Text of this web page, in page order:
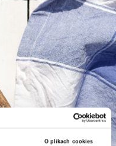
O plikach cookies